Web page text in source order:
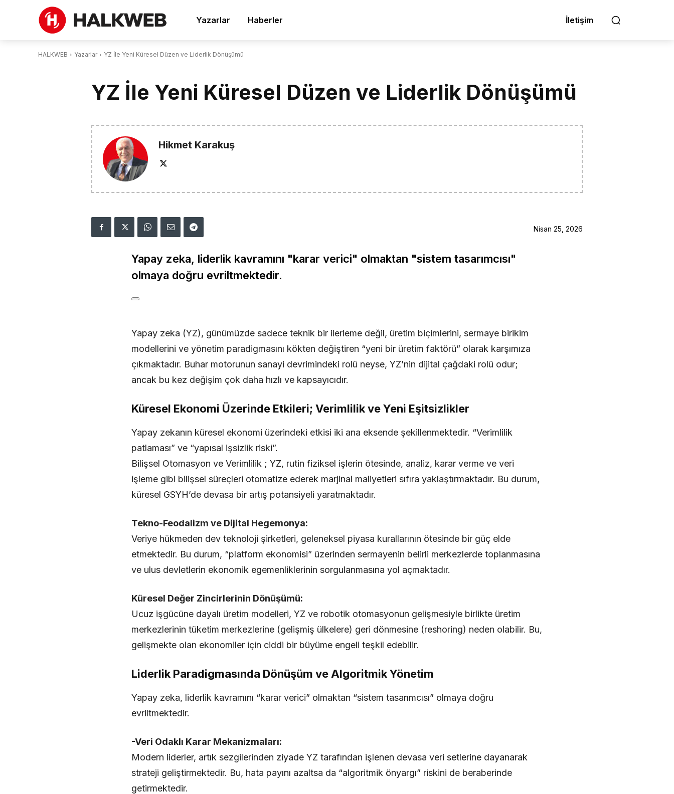
Yazarlar Haberler İletişim
HALKWEB Yazarlar YZ İle Yeni Küresel Düzen ve Liderlik Dönüşümü
YZ İle Yeni Küresel Düzen ve Liderlik Dönüşümü
Hikmet Karakuş
Nisan 25, 2026
Yapay zeka, liderlik kavramını "karar verici" olmaktan "sistem tasarımcısı"
olmaya doğru evriltmektedir.
Yapay zeka (YZ), günümüzde sadece teknik bir ilerleme değil, üretim biçimlerini, sermaye birikim
modellerini ve yönetim paradigmasını kökten değiştiren “yeni bir üretim faktörü” olarak karşımıza
çıkmaktadır. Buhar motorunun sanayi devrimindeki rolü neyse, YZ’nin dijital çağdaki rolü odur;
ancak bu kez değişim çok daha hızlı ve kapsayıcıdır.
Küresel Ekonomi Üzerinde Etkileri; Verimlilik ve Yeni Eşitsizlikler
Yapay zekanın küresel ekonomi üzerindeki etkisi iki ana eksende şekillenmektedir. “Verimlilik
patlaması” ve “yapısal işsizlik riski”.
Bilişsel Otomasyon ve Verimlilik ; YZ, rutin fiziksel işlerin ötesinde, analiz, karar verme ve veri
işleme gibi bilişsel süreçleri otomatize ederek marjinal maliyetleri sıfıra yaklaştırmaktadır. Bu durum,
küresel GSYH’de devasa bir artış potansiyeli yaratmaktadır.
Tekno-Feodalizm ve Dijital Hegemonya:
Veriye hükmeden dev teknoloji şirketleri, geleneksel piyasa kurallarının ötesinde bir güç elde
etmektedir. Bu durum, “platform ekonomisi” üzerinden sermayenin belirli merkezlerde toplanmasına
ve ulus devletlerin ekonomik egemenliklerinin sorgulanmasına yol açmaktadır.
Küresel Değer Zincirlerinin Dönüşümü:
Ucuz işgücüne dayalı üretim modelleri, YZ ve robotik otomasyonun gelişmesiyle birlikte üretim
merkezlerinin tüketim merkezlerine (gelişmiş ülkelere) geri dönmesine (reshoring) neden olabilir. Bu,
gelişmekte olan ekonomiler için ciddi bir büyüme engeli teşkil edebilir.
Liderlik Paradigmasında Dönüşüm ve Algoritmik Yönetim
Yapay zeka, liderlik kavramını “karar verici” olmaktan “sistem tasarımcısı” olmaya doğru
evriltmektedir.
-Veri Odaklı Karar Mekanizmaları:
Modern liderler, artık sezgilerinden ziyade YZ tarafından işlenen devasa veri setlerine dayanarak
strateji geliştirmektedir. Bu, hata payını azaltsa da “algoritmik önyargı” riskini de beraberinde
getirmektedir.